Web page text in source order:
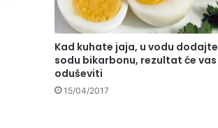
Kad kuhate jaja, u vodu dodajte
sodu bikarbonu, rezultat će vas
oduševiti
15/04/2017